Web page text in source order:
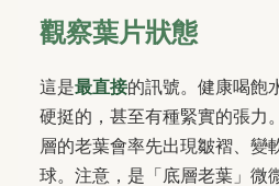
觀察葉片狀態
這是最直接的訊號。健康喝飽
硬挺的，甚至有種緊實的張力
層的老葉會率先出現皺褶、變
球。注意，是「底層老葉」微